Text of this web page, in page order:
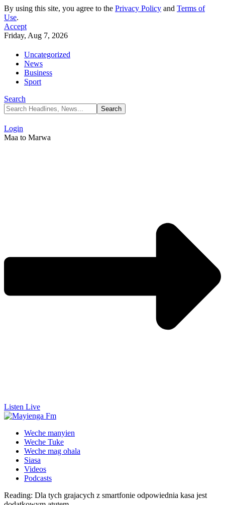
By using this site, you agree to the Privacy Policy and Terms of
Use.
Accept
Friday, Aug 7, 2026
Uncategorized
News
Business
Sport
Search
Login
Maa to Marwa
Listen Live
Weche manyien
Weche Tuke
Weche mag ohala
Siasa
Videos
Podcasts
Reading: Dla tych grajacych z smartfonie odpowiednia kasa jest